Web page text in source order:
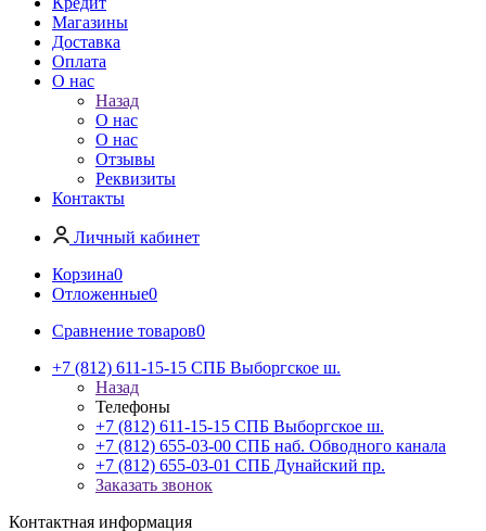
Магазины
Доставка
Оплата
О нас
Назад
О нас
О нас
Отзывы
Реквизиты
Контакты
Личный кабинет
Корзина0
Отложенные0
Сравнение товаров0
+7 (812) 611-15-15 СПБ Выборгское ш.
Назад
Телефоны
+7 (812) 611-15-15 СПБ Выборгское ш.
+7 (812) 655-03-00 СПБ наб. Обводного канала
+7 (812) 655-03-01 СПБ Дунайский пр.
Заказать звонок
Контактная информация